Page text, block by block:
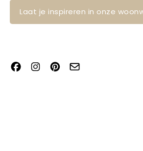
Laat je inspireren in onze